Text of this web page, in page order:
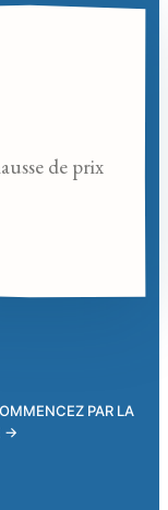
de prix
PAR LA
→